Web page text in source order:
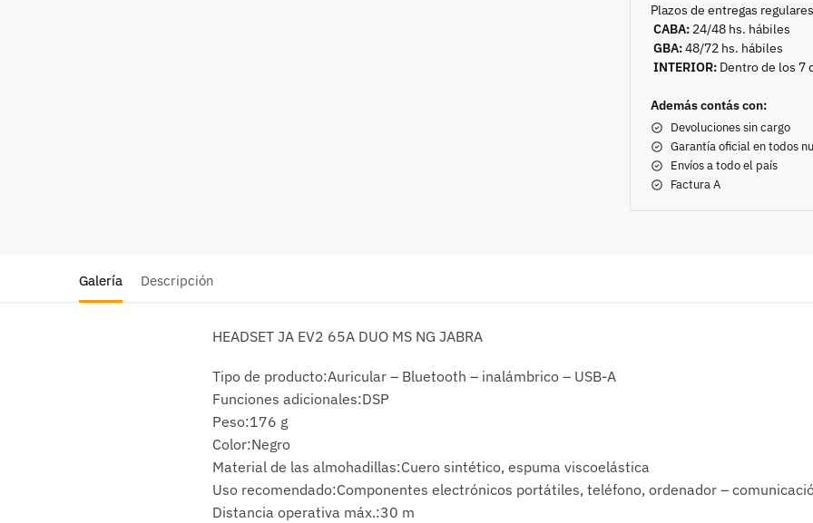
Plazos de entregas
CABA: 24/48 hs. hábiles
GBA:48/72 hs. hábiles
INTERIOR: Dentro de los 7
Además contás con:
Devoluciones sin cargo
Garantía oficial en todos
Envíos a todo el país
Factura A
Galería Descripción
HEADSET JA EV2 65A DUO MS NG JABRA
Tipo de producto:Auricular – Bluetooth – inalámbrico – USB-A
Funciones adicionales:DSP
Peso:176 g
Color:Negro
Material de las almohadillas:Cuero sintético, espuma viscoelástica
Uso recomendado:Componentes electrónicos portátiles, teléfono, ordenador –
Distancia operativa máx.:30 m